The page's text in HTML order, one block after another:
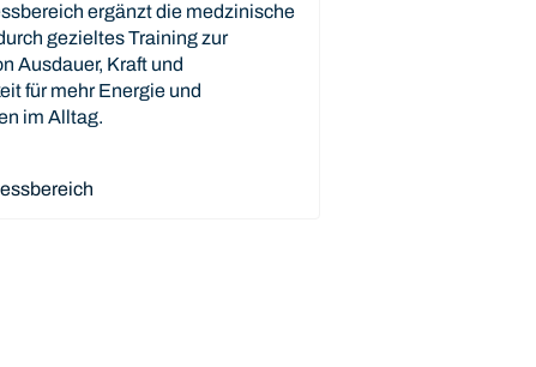
ergänzt die medzinische
gezieltes Training zur
Ausdauer, Kraft und
für mehr Energie und
im Alltag.